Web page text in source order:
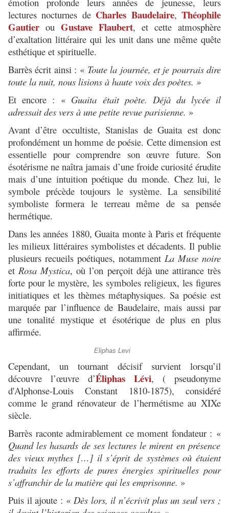
lectures nocturnes de Charles Baudelaire,Théophile
Gautier ou Gustave Flaubert, et cette atmosphère
d’exaltation littéraire qui les unit dans une même quête
esthétique et spirituelle.
Barrès écrit ainsi : « Toute la journée, et je pourrais dire
toute la nuit, nous lisions à haute voix des poètes. »
Et encore : « Guaita était poète. Déjà du lycée il
adressait des vers à une petite revue parisienne. »
Avant d’être occultiste, Stanislas de Guaita est donc
profondément un homme de poésie. Cette dimension est
essentielle pour comprendre son œuvre future. Son
ésotérisme ne naîtra jamais d’une froide curiosité érudite
mais d’une intuition poétique du monde. Chez lui, le
symbole précède toujours le système. La sensibilité
symboliste formera le terreau même de sa pensée
hermétique.
Dans les années 1880, Guaita monte à Paris et fréquente
les milieux littéraires symbolistes et décadents. Il publie
plusieurs recueils poétiques, notamment La Muse noire
etRosa Mystica, où l’on perçoit déjà une attirance très
forte pour le mystère, les symboles religieux, les figures
initiatiques et les thèmes métaphysiques. Sa poésie est
marquée par l’influence de Baudelaire, mais aussi par
une tonalité mystique et ésotérique de plus en plus
affirmée.
Eliphas Levi
Cependant, un tournant décisif survient lorsqu’il
découvre l’œuvre d’Éliphas Lévi, ( pseudonyme
d'Alphonse-Louis Constant 1810-1875), considéré
comme le grand rénovateur de l’hermétisme au XIXe
siècle.
Barrès raconte admirablement ce moment fondateur : «
Quand les hasards de ses lectures le mirent en présence
des vieux mythes […] il s’éprit de systèmes où étaient
traduits les efforts de pures énergies spirituelles pour
s’affranchir de la matière qui les emprisonne. »
Puis il ajoute : «Dès lors, il n’écrivit plus un seul vers ;